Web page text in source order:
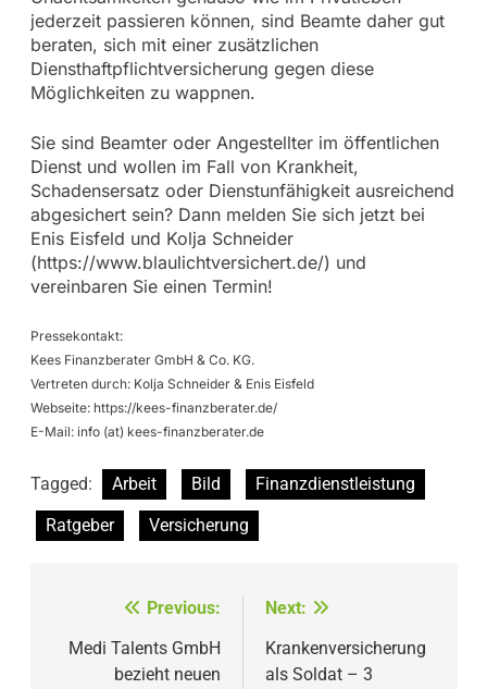
jederzeit passieren können, sind Beamte daher gut
beraten, sich mit einer zusätzlichen
Diensthaftpflichtversicherung gegen diese
Möglichkeiten zu wappnen.
Sie sind Beamter oder Angestellter im öffentlichen
Dienst und wollen im Fall von Krankheit,
Schadensersatz oder Dienstunfähigkeit ausreichend
abgesichert sein? Dann melden Sie sich jetzt bei
Enis Eisfeld und Kolja Schneider
(https://www.blaulichtversichert.de/) und
vereinbaren Sie einen Termin!
Pressekontakt:
Kees Finanzberater GmbH & Co. KG.
Vertreten durch: Kolja Schneider & Enis Eisfeld
Webseite: https://kees-finanzberater.de/
E-Mail: info (at) kees-finanzberater.de
Tagged: Arbeit Bild
Finanzdienstleistung
Ratgeber
Versicherung
Beitragsnavigation
Previous:
Medi Talents GmbH
bezieht neuen
Next:
Krankenversicherung
als Soldat – 3